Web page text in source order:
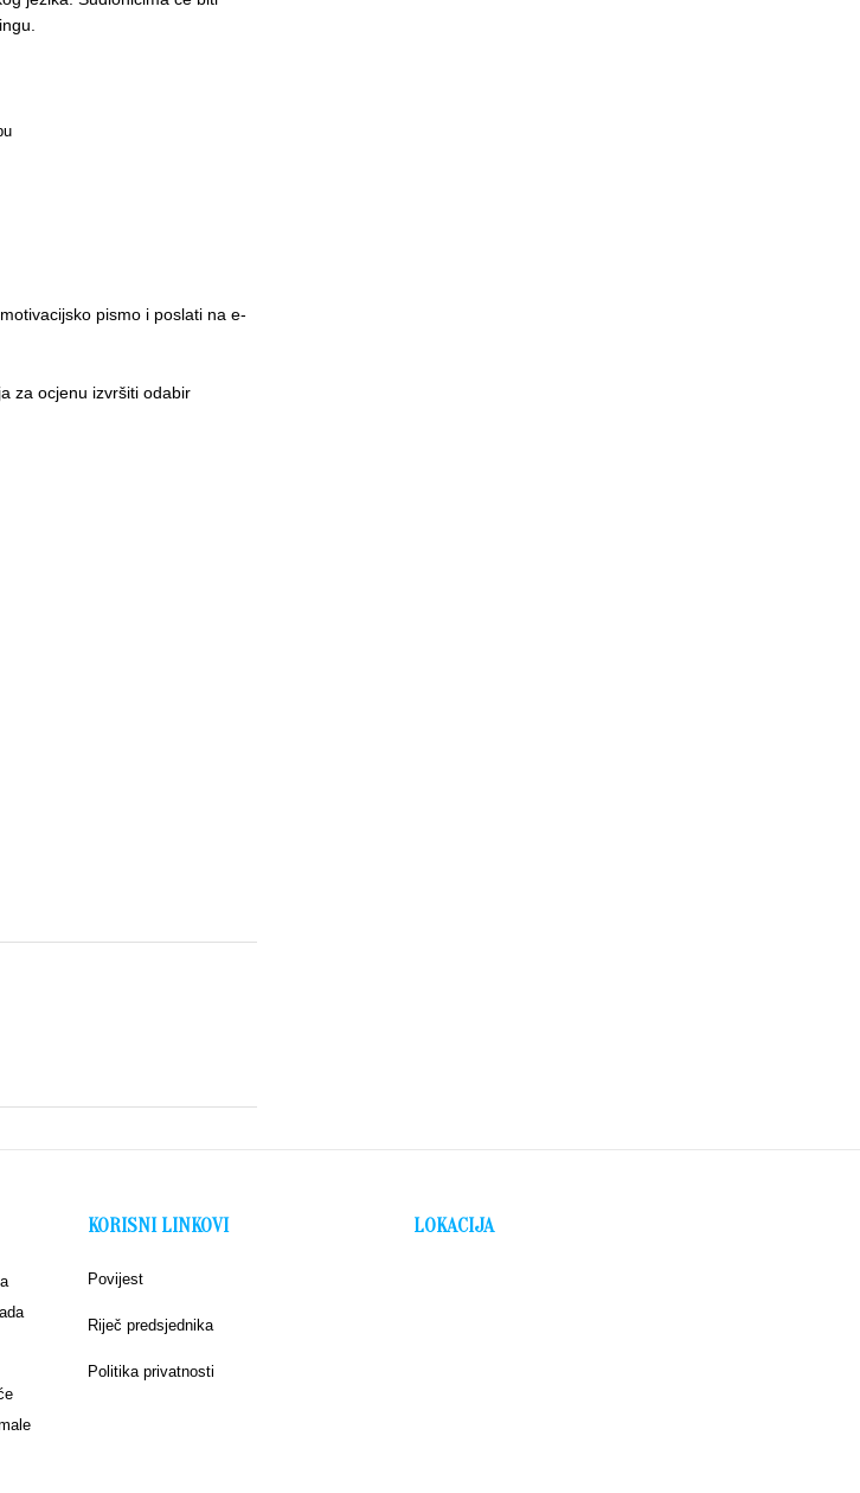
pismo i poslati na e-
za ocjenu izvršiti odabir
KORISNI LINKOVI
Povijest
Riječ predsjednika
Politika privatnosti
LOKACIJA